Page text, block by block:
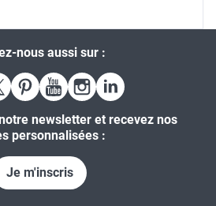
nous aussi sur :
newsletter et recevez nos
personnalisées :
Je m'inscris